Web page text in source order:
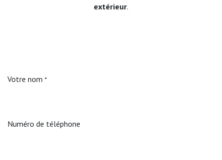
extérieur.
Votre nom *
Numéro de téléphone